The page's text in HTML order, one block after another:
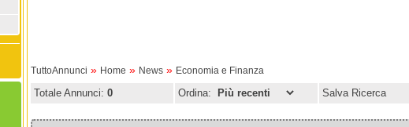
TuttoAnnunci » Home » News » Economia e Finanza
Totale Annunci: 0 Ordina: Salva Ricerca